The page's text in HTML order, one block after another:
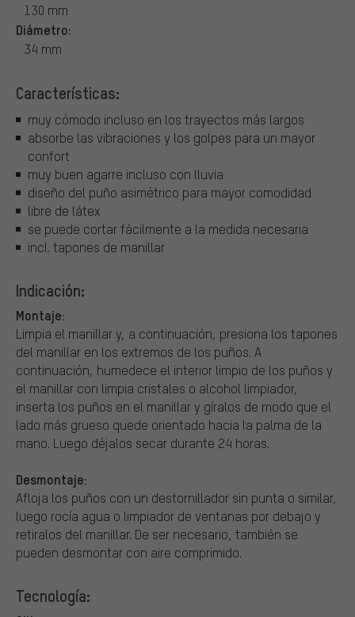
130 mm
Diámetro:
34 mm
Características:
muy cómodo incluso en los trayectos más largos
absorbe las vibraciones y los golpes para un mayor
confort
muy buen agarre incluso con lluvia
diseño del puño asimétrico para mayor comodidad
libre de látex
se puede cortar fácilmente a la medida necesaria
incl. tapones de manillar
Indicación:
Montaje:
Limpia el manillar y, a continuación, presiona los tapones
del manillar en los extremos de los puños. A
continuación, humedece el interior limpio de los puños y
el manillar con limpia cristales o alcohol limpiador,
inserta los puños en el manillar y gíralos de modo que el
lado más grueso quede orientado hacia la palma de la
mano. Luego déjalos secar durante 24 horas.
Desmontaje:
Afloja los puños con un destornillador sin punta o similar,
luego rocía agua o limpiador de ventanas por debajo y
retiralos del manillar. De ser necesario, también se
pueden desmontar con aire comprimido.
Tecnología: